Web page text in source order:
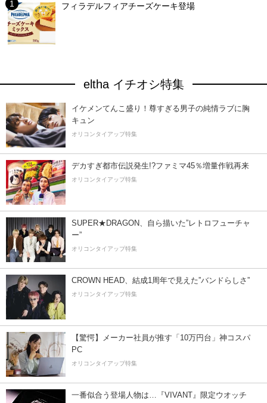
フィラデルフィアチーズケーキ登場
eltha イチオシ特集
イケメンてんこ盛り！尊すぎる男子の純情ラブに胸
キュン
オリコンタイアップ特集
デカすぎ都市伝説発生!?ファミマ45％増量作戦再来
オリコンタイアップ特集
SUPER★DRAGON、自ら描いた”レトロフューチャ
ー”
オリコンタイアップ特集
CROWN HEAD、結成1周年で見えた”バンドらしさ”
オリコンタイアップ特集
【驚愕】メーカー社員が推す「10万円台」神コスパ
PC
オリコンタイアップ特集
一番似合う登場人物は…『VIVANT』限定ウオッチ